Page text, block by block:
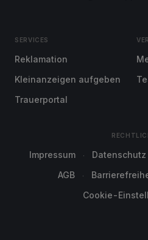
SERVICES
Reklamation
Kleinanzeigen aufgeben
Trauerportal
Impressum Datenschutz
AGB
Cookie-